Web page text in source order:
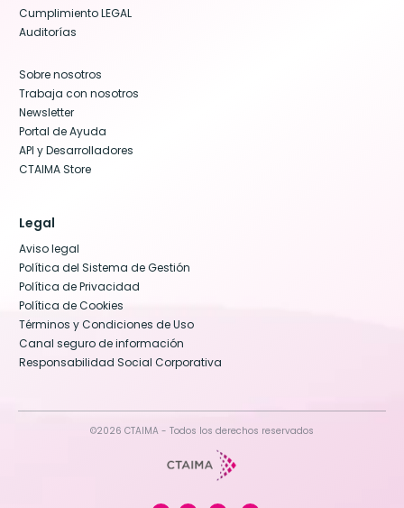
Cumplimiento LEGAL
Auditorías
Sobre nosotros
Trabaja con nosotros
Newsletter
Portal de Ayuda
API y Desarrolladores
CTAIMA Store
Legal
Aviso legal
Política del Sistema de Gestión
Política de Privacidad
Política de Cookies
Términos y Condiciones de Uso
Canal seguro de información
Responsabilidad Social Corporativa
©2026 CTAIMA - Todos los derechos reservados